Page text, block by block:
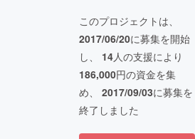
このプロジェクトは、
2017/06/20に募集を開始
し、 14人の支援により
186,000円の資金を集
め、 2017/09/03に募集を
終了しました